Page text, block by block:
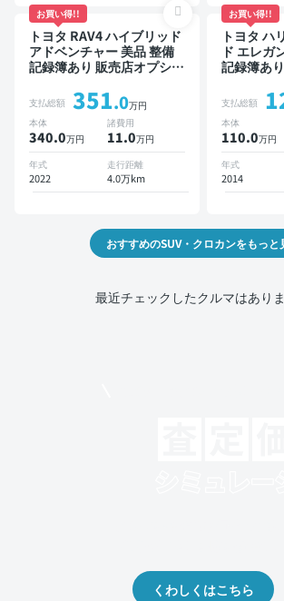
お買い得!!
トヨタ RAV4 ハイブリッド
アドベンチャー 美品 整備
記録簿あり 販売店オプショ
ットモニター デジタルイン
ナーミラー オートクルーズ
スマートキー ETC バック
モニター ドライブレコーダ
ー 衝突軽減
支払総額 351.0万円
本体
340.0万円
諸費用
11.0万円
年式
2022
走行距離
4.0万km
お買い得!!
トヨタ ハ
ド エレガ
記録簿あ
ETC バッ
イブレコ
支払総額
本体
110.0万円
年式
2014
おすすめのSUV・クロカンをもっと
最近チェックしたクルマはあり
くわしくはこちら